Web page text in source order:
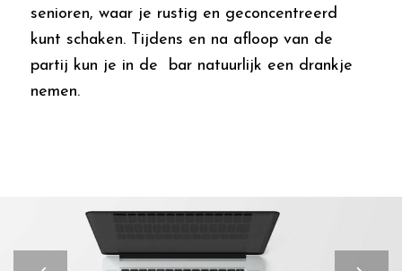
senioren, waar je rustig en geconcentreerd
kunt schaken. Tijdens en na afloop van de
partij kun je in de bar natuurlijk een drankje
nemen.